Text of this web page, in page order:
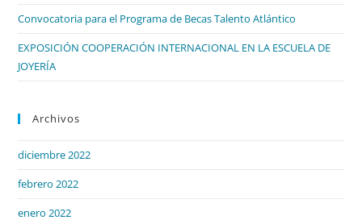
Convocatoria para el Programa de Becas Talento Atlántico
EXPOSICIÓN COOPERACIÓN INTERNACIONAL EN LA ESCUELA DE
JOYERÍA
Archivos
diciembre 2022
febrero 2022
enero 2022